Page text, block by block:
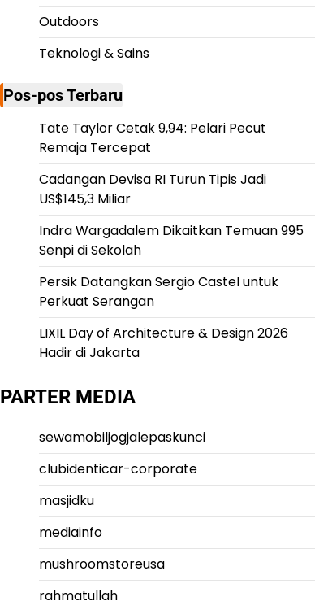
Outdoors
Teknologi & Sains
Pos-pos Terbaru
Tate Taylor Cetak 9,94: Pelari Pecut
Remaja Tercepat
Cadangan Devisa RI Turun Tipis Jadi
US$145,3 Miliar
Indra Wargadalem Dikaitkan Temuan 995
Senpi di Sekolah
Persik Datangkan Sergio Castel untuk
Perkuat Serangan
LIXIL Day of Architecture & Design 2026
Hadir di Jakarta
PARTER MEDIA
sewamobiljogjalepaskunci
clubidenticar-corporate
masjidku
mediainfo
mushroomstoreusa
rahmatullah